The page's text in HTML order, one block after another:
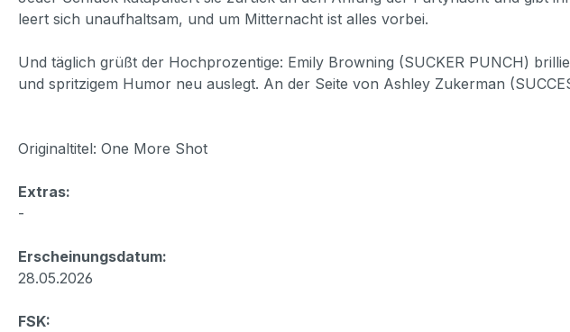
leert sich unaufhaltsam, und um Mitternacht ist alles vorbei.
Und täglich grüßt der Hochprozentige: Emily Browning (SUCKER PUNCH)
und spritzigem Humor neu auslegt. An der Seite von Ashley Zukerman
Originaltitel: One More Shot
Extras:
-
Erscheinungsdatum:
28.05.2026
FSK: